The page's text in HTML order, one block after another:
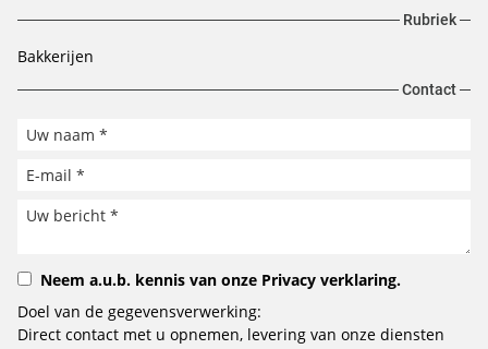
Rubriek
Bakkerijen
Contact
Neem a.u.b. kennis van onze Privacy verklaring.
Doel van de gegevensverwerking:
Direct contact met u opnemen, levering van onze diensten